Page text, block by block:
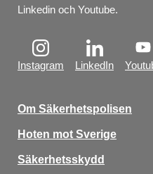
Linkedin och Youtube.
Instagram LinkedIn
Om Säkerhetspolisen
Hoten mot Sverige
Säkerhetsskydd